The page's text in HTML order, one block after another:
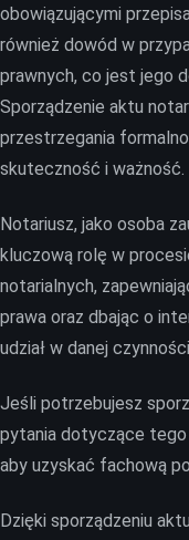
obowiązującymi
również dowód w
prawnych, co jest jego
Sporządzenie aktu
przestrzegania
skuteczność i ważność.
Notariusz, jako osoba
kluczową rolę w
notarialnych,
prawa oraz dbając o
udział w danej
Jeśli potrzebujesz
pytania dotyczące tego
aby uzyskać fachową
Dzięki sporządzeniu